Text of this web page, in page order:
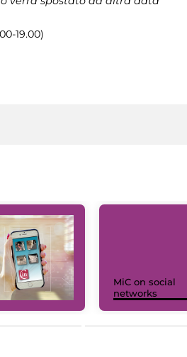
19.00)
MiC on social
networks